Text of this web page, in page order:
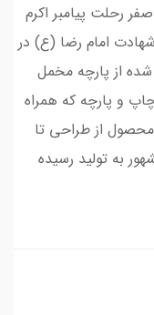
رحلت پیامبر اکرم
امام رضا (ع) در
از پارچه مخمل
و پارچه که همراه
از طراحی تا
به تولید رسیده